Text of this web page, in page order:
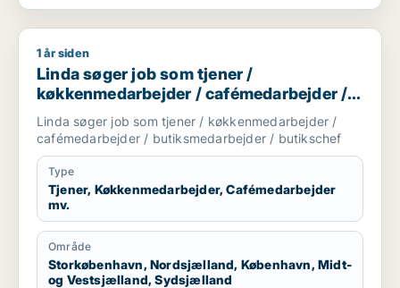
Linda søger job som tjener / køkkenmedarbejder /
1 år siden
Linda søger job som tjener /
køkkenmedarbejder / cafémedarbejder /
butiksmedarbejder / butikschef
Linda søger job som tjener / køkkenmedarbejder /
cafémedarbejder / butiksmedarbejder / butikschef
Type
Tjener, Køkkenmedarbejder, Cafémedarbejder
mv.
Område
Storkøbenhavn, Nordsjælland, København, Midt-
og Vestsjælland, Sydsjælland